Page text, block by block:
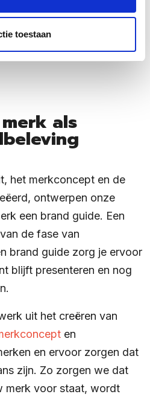
toestaan
enmerkrealisatie. Sterke
als mensen) in balans.
als
het merkconcept en de
ontwerpen onze
een brand guide. Een
de fase van
brand guide zorg je ervoor
blijft presenteren en nog
uit het creëren van
en
en ervoor zorgen dat
zijn. Zo zorgen we dat
merk voor staat, wordt